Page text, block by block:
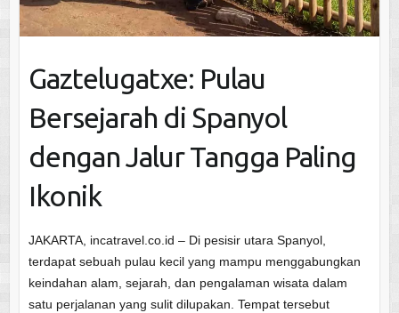
Gaztelugatxe: Pulau
Bersejarah di Spanyol
dengan Jalur Tangga Paling
Ikonik
JAKARTA, incatravel.co.id – Di pesisir utara Spanyol,
terdapat sebuah pulau kecil yang mampu menggabungkan
keindahan alam, sejarah, dan pengalaman wisata dalam
satu perjalanan yang sulit dilupakan. Tempat tersebut